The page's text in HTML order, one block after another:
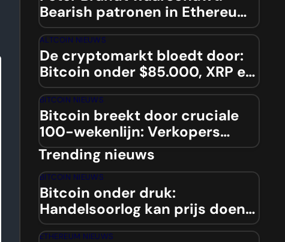
Bearish patronen in Ethereum
en totale crypto-marktcap
ALTCOIN NIEUWS
De cryptomarkt bloedt door:
Bitcoin onder $85.000, XRP en
Dogecoin op laagste niveaus
sinds 2024
BITCOIN NIEUWS
Bitcoin breekt door cruciale
100-wekenlijn: Verkopers
nemen over, dip naar $84.000
aanstaande?
Trending nieuws
BITCOIN NIEUWS
Bitcoin onder druk:
Handelsoorlog kan prijs doen
dalen onder $90.000
ETHEREUM NIEUWS